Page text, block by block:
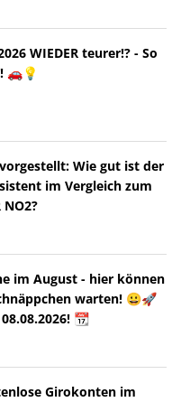
WIEDER teurer!? - So
🚗💡
Wie gut ist der
im Vergleich zum
NO2?
im August - hier können
warten! 😀🚀
📆
Girokonten im